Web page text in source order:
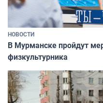
НОВОСТИ
В Мурманске пройдут
физкультурника